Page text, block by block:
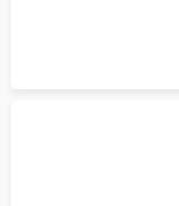
температуры и
жерновов